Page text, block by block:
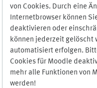
von Cookies. Durch eine
Internetbrowser können
deaktivieren oder
können jederzeit gelöscht
automatisiert erfolgen.
Cookies für Moodle
mehr alle Funktionen von
werden!